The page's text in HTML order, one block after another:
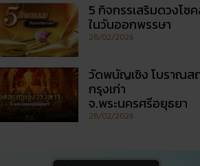
5 กิจกรรเสริมดวงโช
ในวันออกพรรษา
28/02/2026
วัดพนัญเชิง โบราณส
กรุงเก่า
จ.พระนครศรีอยุธยา
28/02/2026